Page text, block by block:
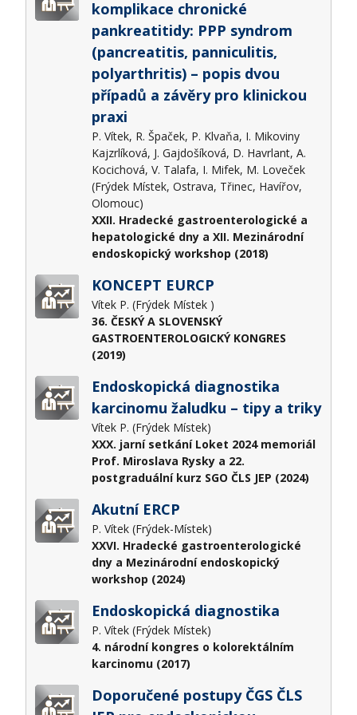
komplikace chronické
pankreatitidy: PPP syndrom
(pancreatitis, panniculitis,
polyarthritis) – popis dvou
případů a závěry pro klinickou
praxi
P. Vítek, R. Špaček, P. Klvaňa, I. Mikoviny
Kajzrlíková, J. Gajdošíková, D. Havrlant, A.
Kocichová, V. Talafa, I. Mifek, M. Loveček
(Frýdek Místek, Ostrava, Třinec, Havířov,
Olomouc)
XXII. Hradecké gastroenterologické a
hepatologické dny a XII. Mezinárodní
endoskopický workshop (2018)
KONCEPT EURCP
Vítek P. (Frýdek Místek )
36. ČESKÝ A SLOVENSKÝ
GASTROENTEROLOGICKÝ KONGRES
(2019)
Endoskopická diagnostika
karcinomu žaludku – tipy a triky
Vítek P. (Frýdek Místek)
XXX. jarní setkání Loket 2024 memoriál
Prof. Miroslava Rysky a 22.
postgraduální kurz SGO ČLS JEP (2024)
Akutní ERCP
P. Vítek (Frýdek-Místek)
XXVI. Hradecké gastroenterologické
dny a Mezinárodní endoskopický
workshop (2024)
Endoskopická diagnostika
P. Vítek (Frýdek Místek)
4. národní kongres o kolorektálním
karcinomu (2017)
Doporučené postupy ČGS ČLS